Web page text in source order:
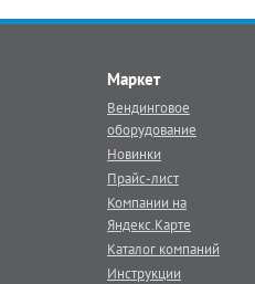
Маркет
Вендинговое
оборудование
Новинки
Прайс-лист
Компании на
Яндекс.Карте
Каталог компаний
Инструкции